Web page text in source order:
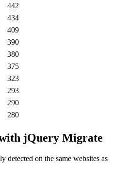
442
434
409
390
380
375
323
293
290
280
jQuery Migrate
detected on the same websites as